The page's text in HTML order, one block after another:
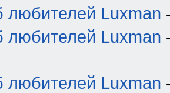
любителей Luxman
любителей Luxman
любителей Luxman